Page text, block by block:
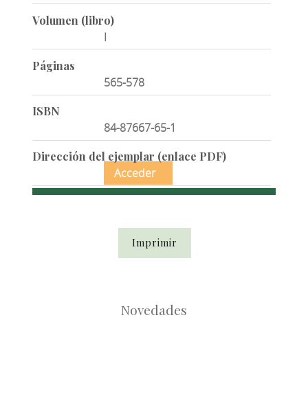
Volumen (libro)
I
Páginas
565-578
ISBN
84-87667-65-1
Dirección del ejemplar (enlace PDF)
Acceder
Imprimir
Novedades